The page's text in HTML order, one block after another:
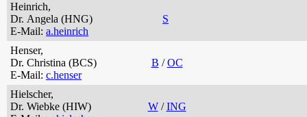
Heinrich,
Dr. Angela (HNG)
E-Mail: a.heinrich
S
Henser,
Dr. Christina (BCS)
E-Mail: c.henser
B /OC
Hielscher,
Dr. Wiebke (HIW)
W/ING